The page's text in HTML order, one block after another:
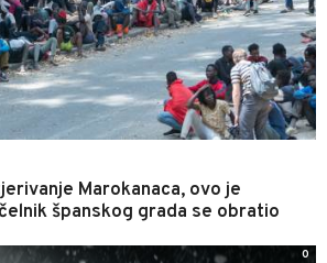
Marokanaca, ovo je
španskog grada se obratio
0